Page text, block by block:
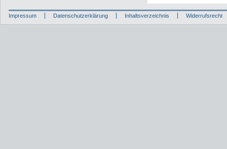
Impressum Datenschutzerklärung Inhaltsverzeichnis Widerrufsrecht